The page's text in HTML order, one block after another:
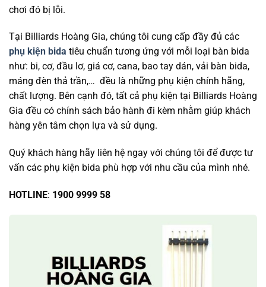
chơi đó bị lỗi.
Tại Billiards Hoàng Gia, chúng tôi cung cấp đầy đủ các
phụ kiện bida tiêu chuẩn tương ứng với mỗi loại bàn bida
như: bi, cơ, đầu lơ, giá cơ, cana, bao tay dán, vải bàn bida,
máng đèn thả trần,… đều là những phụ kiện chính hãng,
chất lượng. Bên cạnh đó, tất cả phụ kiện tại Billiards Hoàng
Gia đều có chính sách bảo hành đi kèm nhằm giúp khách
hàng yên tâm chọn lựa và sử dụng.
Quý khách hàng hãy liên hệ ngay với chúng tôi để được tư
vấn các phụ kiện bida phù hợp với nhu cầu của mình nhé.
HOTLINE: 1900 9999 58